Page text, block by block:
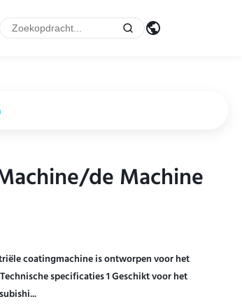
de Machine
de Machine
coatingmachine is ontworpen voor het
specificaties 1 Geschikt voor het